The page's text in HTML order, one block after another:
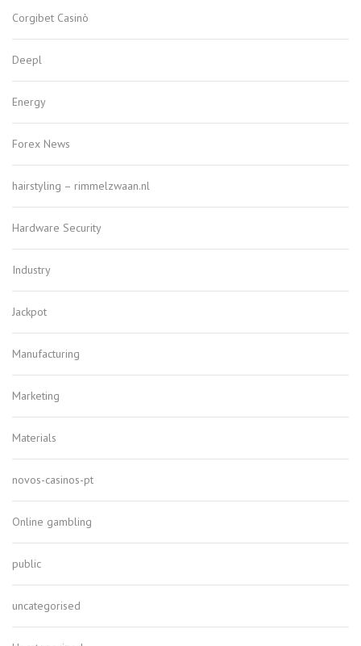
Corgibet Casinò
Deepl
Energy
Forex News
hairstyling – rimmelzwaan.nl
Hardware Security
Industry
Jackpot
Manufacturing
Marketing
Materials
novos-casinos-pt
Online gambling
public
uncategorised